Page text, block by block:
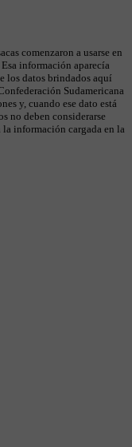
comenzaron a usarse en
información aparecía
los datos brindados aquí
Sudamericana
y, cuando ese dato está
no deben considerarse
información cargada en la